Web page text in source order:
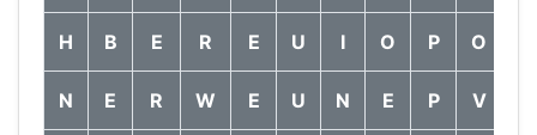
H B E R E U I O P O
N E R W E U N E P V